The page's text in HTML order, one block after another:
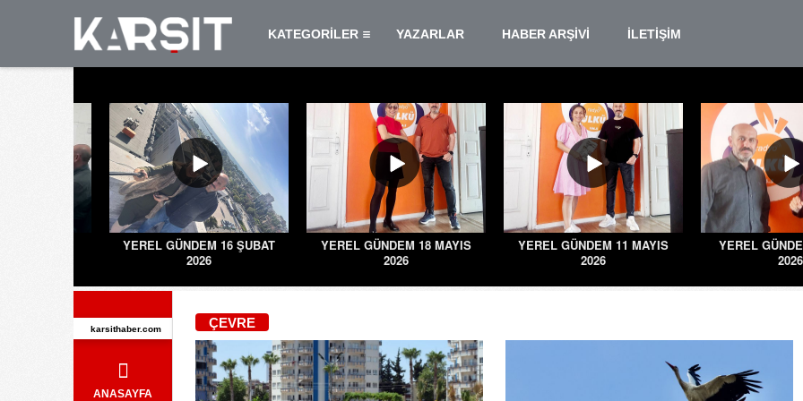
KATEGORİLER YAZARLAR HABER ARŞİVİ İLETİŞİM
YEREL GÜNDEM 16 ŞUBAT
2026
YEREL GÜNDEM 18 MAYIS
2026
YEREL GÜNDEM 11 MAYIS
2026
YEREL
2026
karsithaber.com
ANASAYFA
ÇEVRE